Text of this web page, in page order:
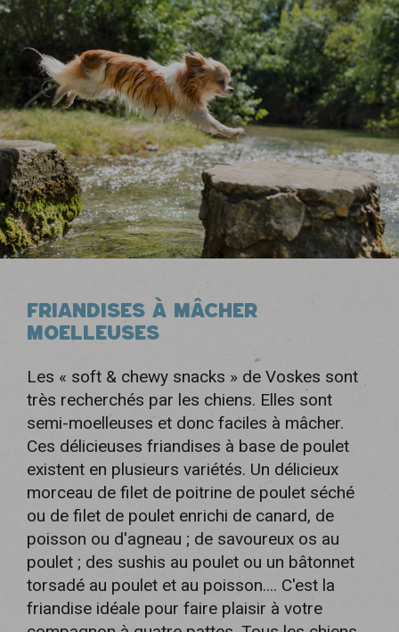
FRIANDISES À MÂCHER
MOELLEUSES
Les « soft & chewy snacks » de Voskes sont
très recherchés par les chiens. Elles sont
semi-moelleuses et donc faciles à mâcher.
Ces délicieuses friandises à base de poulet
existent en plusieurs variétés. Un délicieux
morceau de filet de poitrine de poulet séché
ou de filet de poulet enrichi de canard, de
poisson ou d'agneau ; de savoureux os au
poulet ; des sushis au poulet ou un bâtonnet
torsadé au poulet et au poisson.... C'est la
friandise idéale pour faire plaisir à votre